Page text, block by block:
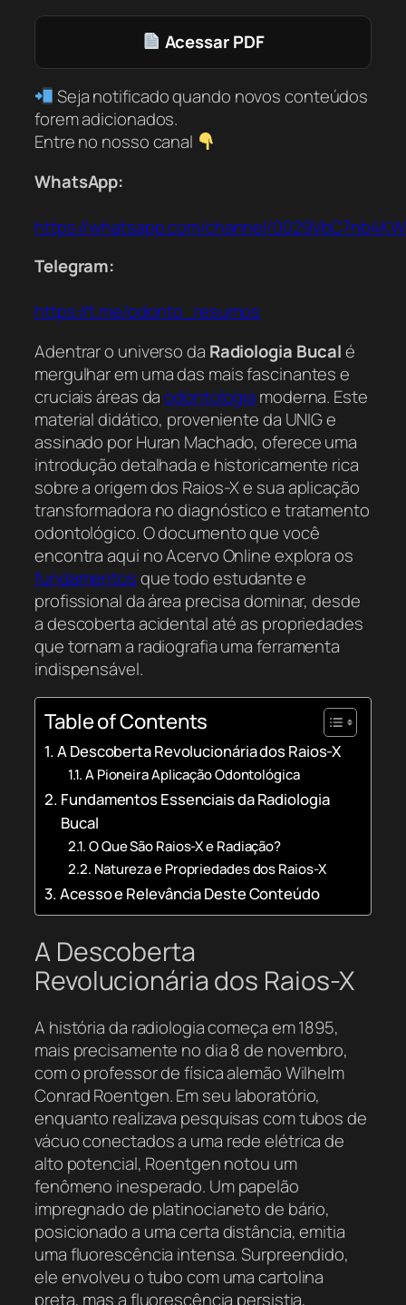
Acessar PDF
Seja notificado quando novos conteúdos
forem adicionados.
Entre no nosso canal
WhatsApp:
https://whatsapp.com/channel/
Telegram:
https://t.me/odonto_resumos
Adentrar o universo da Radiologia Bucalé
mergulhar em uma das mais fascinantes e
cruciais áreas daodontologia moderna. Este
material didático, proveniente da UNIG e
assinado por Huran Machado, oferece uma
introdução detalhada e historicamente rica
sobre a origem dos Raios-X e sua aplicação
transformadora no diagnóstico e tratamento
odontológico. O documento que você
encontra aqui no Acervo Online explora os
fundamentosque todo estudante e
profissional da área precisa dominar, desde
a descoberta acidental até as propriedades
que tornam a radiografia uma ferramenta
indispensável.
Table of Contents
A Descoberta Revolucionária dos Raios-X
A Pioneira Aplicação Odontológica
Fundamentos Essenciais da Radiologia
Bucal
O Que São Raios-X e Radiação?
Natureza e Propriedades dos Raios-X
Acesso e Relevância Deste Conteúdo
A Descoberta
Revolucionária dos Raios-X
A história da radiologia começa em 1895,
mais precisamente no dia 8 de novembro,
com o professor de física alemão Wilhelm
Conrad Roentgen. Em seu laboratório,
enquanto realizava pesquisas com tubos de
vácuo conectados a uma rede elétrica de
alto potencial, Roentgen notou um
fenômeno inesperado. Um papelão
impregnado de platinocianeto de bário,
posicionado a uma certa distância, emitia
uma fluorescência intensa. Surpreendido,
ele envolveu o tubo com uma cartolina
preta, mas a fluorescência persistia,